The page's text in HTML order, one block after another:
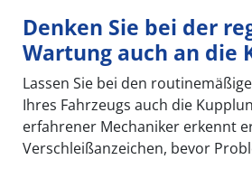
Denken Sie bei der
Wartung auch an die
Lassen Sie bei den
Ihres Fahrzeugs auch die
erfahrener Mechaniker erkennt
Verschleißanzeichen, bevor